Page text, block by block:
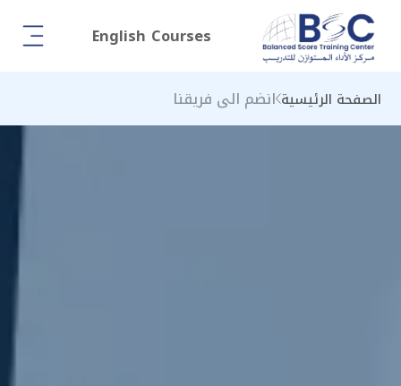
English Courses
الصفحة الرئيسية انضم الى فريقنا